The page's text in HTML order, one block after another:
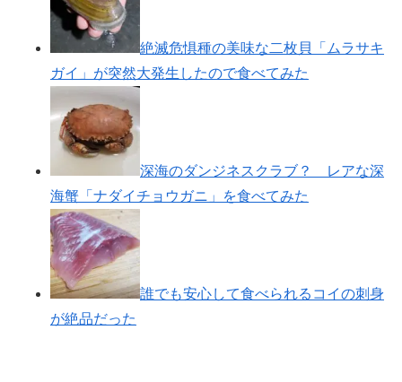
絶滅危惧種の美味な二枚貝「ムラサキ
ガイ」が突然大発生したので食べてみた
深海のダンジネスクラブ？ レアな深
海蟹「ナダイチョウガニ」を食べてみた
誰でも安心して食べられるコイの刺身
が絶品だった